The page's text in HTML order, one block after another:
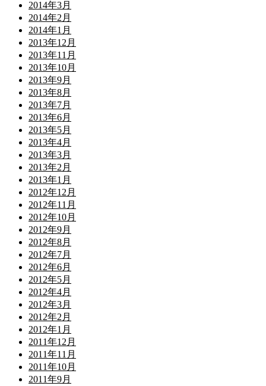
2014年3月
2014年2月
2014年1月
2013年12月
2013年11月
2013年10月
2013年9月
2013年8月
2013年7月
2013年6月
2013年5月
2013年4月
2013年3月
2013年2月
2013年1月
2012年12月
2012年11月
2012年10月
2012年9月
2012年8月
2012年7月
2012年6月
2012年5月
2012年4月
2012年3月
2012年2月
2012年1月
2011年12月
2011年11月
2011年10月
2011年9月